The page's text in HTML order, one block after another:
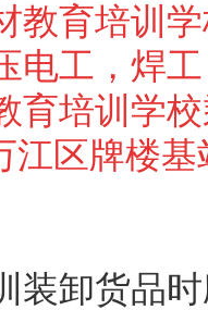
教育培训
电工，焊
育培训学
江区牌楼
装卸货品